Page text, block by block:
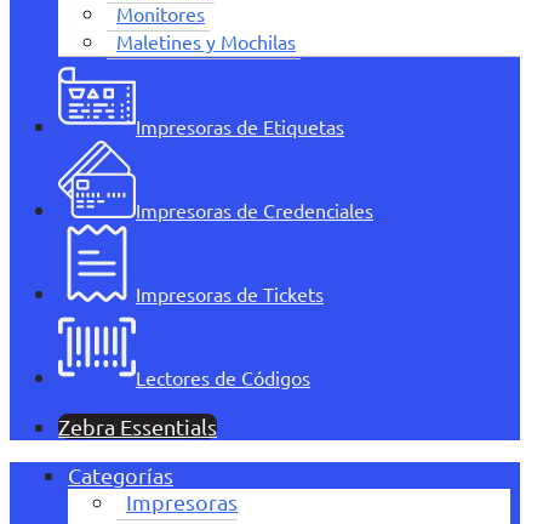
Monitores
Maletines y Mochilas
Impresoras de Etiquetas
Impresoras de Credenciales
Impresoras de Tickets
Lectores de Códigos
Zebra Essentials
Categorías
Impresoras